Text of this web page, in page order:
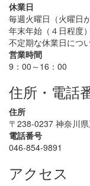
休業日
毎週火曜日（火曜日
年末年始（４日程度）
不定期な休業日につ
営業時間
9：00～16：00
住所・電話
住所
〒238-0237 神奈川
電話番号
046-854-9891
アクセス